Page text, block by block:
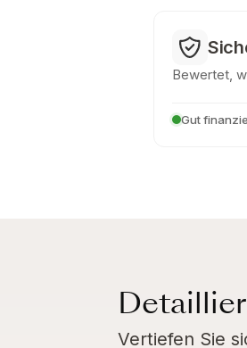
Bewertet,
Gut
Vertiefen Sie